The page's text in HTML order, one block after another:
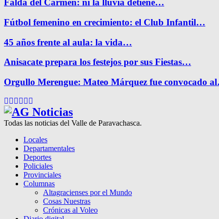
Falda del Carmen: ni la lluvia detiene…
Fútbol femenino en crecimiento: el Club Infantil…
45 años frente al aula: la vida…
Anisacate prepara los festejos por sus Fiestas…
Orgullo Merengue: Mateo Márquez fue convocado
Facebook
Twitter
Instagram
Pinterest
Google
Todas las noticias del Valle de Paravachasca.
Locales
Departamentales
Deportes
Policiales
Provinciales
Columnas
Altagracienses por el Mundo
Cosas Nuestras
Crónicas al Voleo